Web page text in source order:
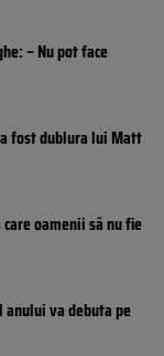
– Nu pot face
a fost dublura lui Matt
oamenii să nu fie
va debuta pe